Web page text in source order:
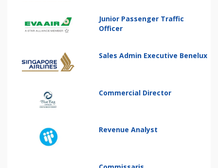
Junior Passenger Traffic
Officer
Sales Admin Executive Benelux
Commercial Director
Revenue Analyst